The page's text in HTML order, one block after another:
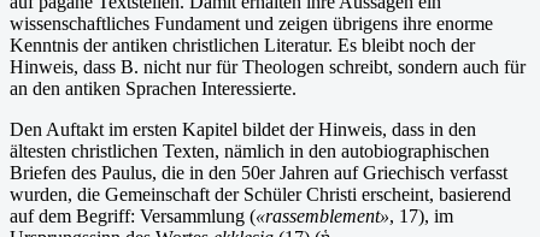
wissenschaftliches Fundament und zeigen übrigens ihre enorme
Kenntnis der antiken christlichen Literatur. Es bleibt noch der
Hinweis, dass B. nicht nur für Theologen schreibt, sondern auch für
an den antiken Sprachen Interessierte.
Den Auftakt im ersten Kapitel bildet der Hinweis, dass in den
ältesten christlichen Texten, nämlich in den autobiographischen
Briefen des Paulus, die in den 50er Jahren auf Griechisch verfasst
wurden, die Gemeinschaft der Schüler Christi erscheint, basierend
auf dem Begriff: Versammlung («rassemblement», 17), im